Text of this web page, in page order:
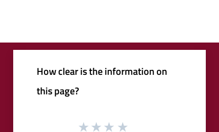
How clear is the information on
this page?